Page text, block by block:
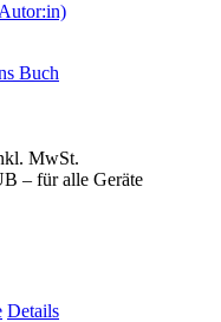
Buch
MwSt.
– für alle Geräte
Details